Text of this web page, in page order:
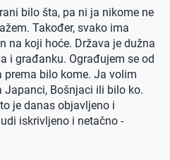
bilo šta, pa ni ja nikome ne
Također, svako ima
na koji hoće. Država je dužna
i građanku. Ograđujem se od
prema bilo kome. Ja volim
Japanci, Bošnjaci ili bilo ko.
je danas objavljeno i
iskrivljeno i netačno -